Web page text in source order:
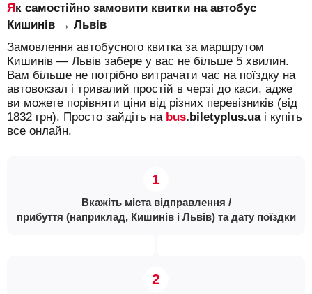
Як самостійно замовити квитки на автобус
Кишинів → Львів
Замовлення автобусного квитка за маршрутом
Кишинів — Львів забере у вас не більше 5 хвилин.
Вам більше не потрібно витрачати час на поїздку на
автовокзал і тривалий простій в черзі до каси, адже
ви можете порівняти ціни від різних перевізників (від
1832 грн). Просто зайдіть на bus.biletyplus.uaі купіть
все онлайн.
Вкажіть міста відправлення /
прибуття (наприклад, Кишинів і Львів) та дату поїздки